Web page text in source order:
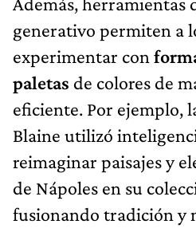
generativo permiten a
experimentar con
paletas de colores de
eficiente. Por ejemplo,
Blaine utilizó
reimaginar paisajes y
de Nápoles en su
fusionando tradición y